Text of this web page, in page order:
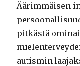
Äärimmäisen
pitkästä
autismin